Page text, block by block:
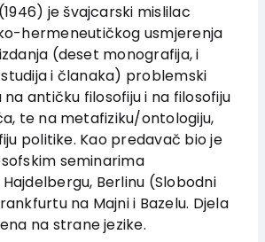
(1946) je švajcarski mislilac
hermeneutičkog usmjerenja
(deset monografija, i
i članaka) problemski
antičku filosofiju i na filosofiju
te na metafiziku/ontologiju,
politike. Kao predavač bio je
seminarima
Berlinu (Slobodni
na Majni i Bazelu. Djela
na strane jezike.